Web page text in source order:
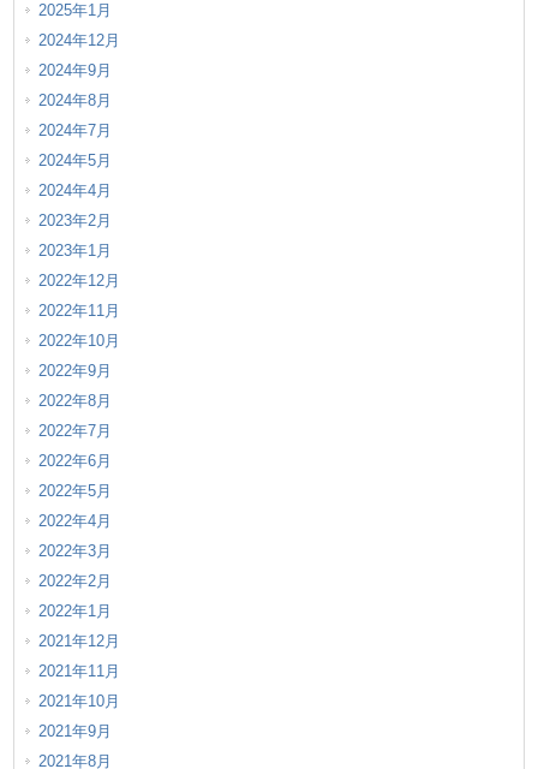
2025年1月
2024年12月
2024年9月
2024年8月
2024年7月
2024年5月
2024年4月
2023年2月
2023年1月
2022年12月
2022年11月
2022年10月
2022年9月
2022年8月
2022年7月
2022年6月
2022年5月
2022年4月
2022年3月
2022年2月
2022年1月
2021年12月
2021年11月
2021年10月
2021年9月
2021年8月